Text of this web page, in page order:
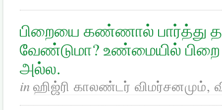
பிறையை கண்ணால் பார்த்து
வேண்டுமா? உண்மையில் பிறை
அல்ல.
in ஹிஜ்ரி காலண்டர் விமர்சனமும்,